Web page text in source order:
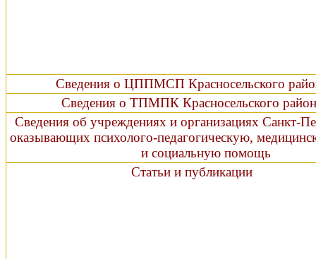
Сведения о ЦППМСП Красносельского
Сведения о ТПМПК Красносельского
Сведения об учреждениях и организациях Санкт-
оказывающих психолого-педагогическую,
и социальную помощь
Статьи и публикации